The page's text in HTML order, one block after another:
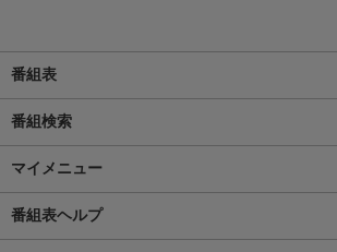
番組表
番組検索
マイメニュー
番組表ヘルプ